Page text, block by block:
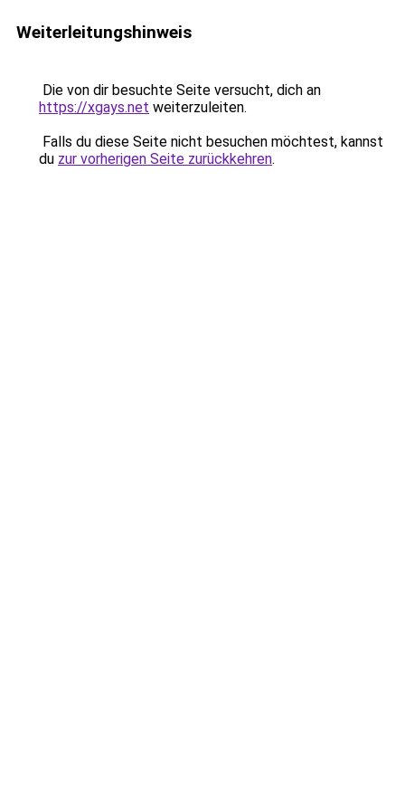
Weiterleitungshinweis
Die von dir besuchte Seite versucht, dich an
https://xgays.net weiterzuleiten.
Falls du diese Seite nicht besuchen möchtest, kannst
du zur vorherigen Seite zurückkehren.